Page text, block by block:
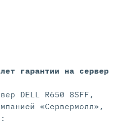
гарантии на сервер
DELL R650 8SFF,
«Сервермолл»,